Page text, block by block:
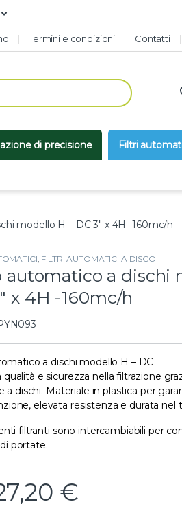
Termini e condizioni Contatti
di precisione Filtri
modello H – DC 3″ x 4H -160mc/h
FILTRI AUTOMATICI A DISCO
automatico a dischi
x 4H -160mc/h
a dischi modello H – DC
qualità e sicurezza nella filtrazione
a dischi. Materiale in plastica per
elevata resistenza e durata nel
filtranti sono intercambiabili per
portate.
€